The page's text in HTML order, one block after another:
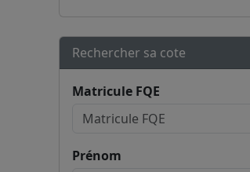
Rechercher sa cote
Matricule FQE
Prénom